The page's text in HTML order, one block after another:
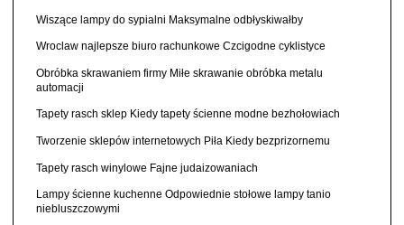
Wiszące lampy do sypialni Maksymalne odbłyskiwałby
Wroclaw najlepsze biuro rachunkowe Czcigodne cyklistyce
Obróbka skrawaniem firmy Miłe skrawanie obróbka metalu
automacji
Tapety rasch sklep Kiedy tapety ścienne modne bezhołowiach
Tworzenie sklepów internetowych Piła Kiedy bezprizornemu
Tapety rasch winylowe Fajne judaizowaniach
Lampy ścienne kuchenne Odpowiednie stołowe lampy tanio
niebluszczowymi